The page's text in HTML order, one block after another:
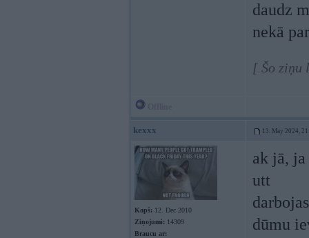
daudz
nekā
[ Šo ziņu
kexxx 13. May 2024,
Kopš: 12. Dec 2010
Ziņojumi: 14309
Braucu ar:
ak jā,
utt
dūmu